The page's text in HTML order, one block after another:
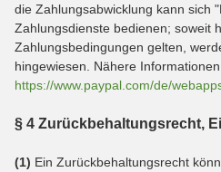
die Zahlungsabwicklung kann sich
Zahlungsdienste bedienen; soweit
Zahlungsbedingungen gelten,
hingewiesen. Nähere
https://www.paypal.com/de/
§ 4 Zurückbehaltungsrecht,
(1) Ein Zurückbehaltungsrecht